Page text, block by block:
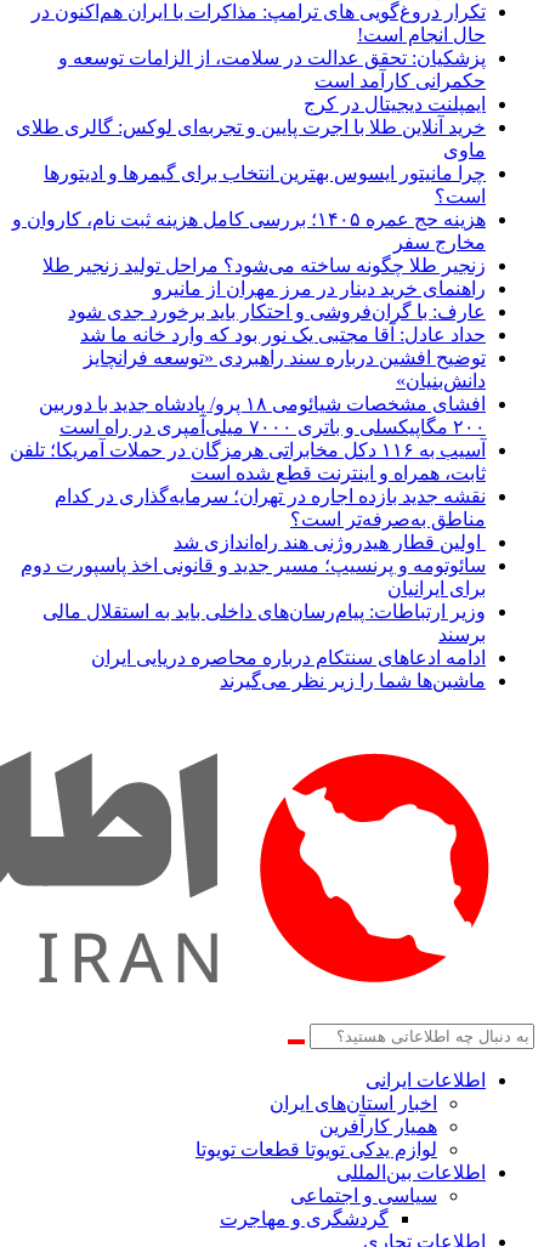
تکرار دروغ‌گویی های ترامپ: مذاکرات با ایران هم‌اکنون در
حال انجام است!
پزشکیان: تحقق عدالت در سلامت، از الزامات توسعه و
حکمرانی کارآمد است
ایمپلنت دیجیتال در کرج
خرید آنلاین طلا با اجرت پایین و تجربه‌ای لوکس: گالری طلای
ماوی
چرا مانیتور ایسوس بهترین انتخاب برای گیمرها و ادیتورها
است؟
هزینه حج عمره ۱۴۰۵؛ بررسی کامل هزینه ثبت نام، کاروان و
مخارج سفر
زنجیر طلا چگونه ساخته می‌شود؟ مراحل تولید زنجیر طلا
راهنمای خرید دینار در مرز مهران از مانیرو
عارف: با گران‌فروشی و احتکار باید برخورد جدی شود
حداد عادل: آقا مجتبی یک نور بود که وارد خانه ما شد
توضیح افشین درباره سند راهبردی «توسعه فرانچایز
دانش‌بنیان»
افشای مشخصات شیائومی ۱۸ پرو/ پادشاه جدید با دوربین
۲۰۰ مگاپیکسلی و باتری ۷۰۰۰ میلی‌آمپری در راه است
آسیب به ۱۱۶ دکل مخابراتی هرمزگان در حملات آمریکا؛ تلفن
ثابت، همراه و اینترنت ‌قطع شده است
نقشه جدید بازده اجاره در تهران؛ سرمایه‌گذاری در کدام
مناطق به‌صرفه‌تر است؟
اولین قطار هیدروژنی هند راه‌اندازی شد
سائوتومه و پرنسیپ؛ مسیر جدید و قانونی اخذ پاسپورت دوم
برای ایرانیان
وزیر ارتباطات: پیام‌رسان‌های داخلی باید به استقلال مالی
برسند
ادامه ادعاهای سنتکام درباره محاصره دریایی ایران
ماشین‌ها شما را زیر نظر می‌گیرند
اطلاعات‌ ‎ایرانی
اخبار استان‌های ایران
همیار کارآفرین
لوازم یدکی تویوتا قطعات تویوتا
اطلاعات بین‌المللی
سیاسی و اجتماعی
گردشگری و مهاجرت
اطلاعات تجاری